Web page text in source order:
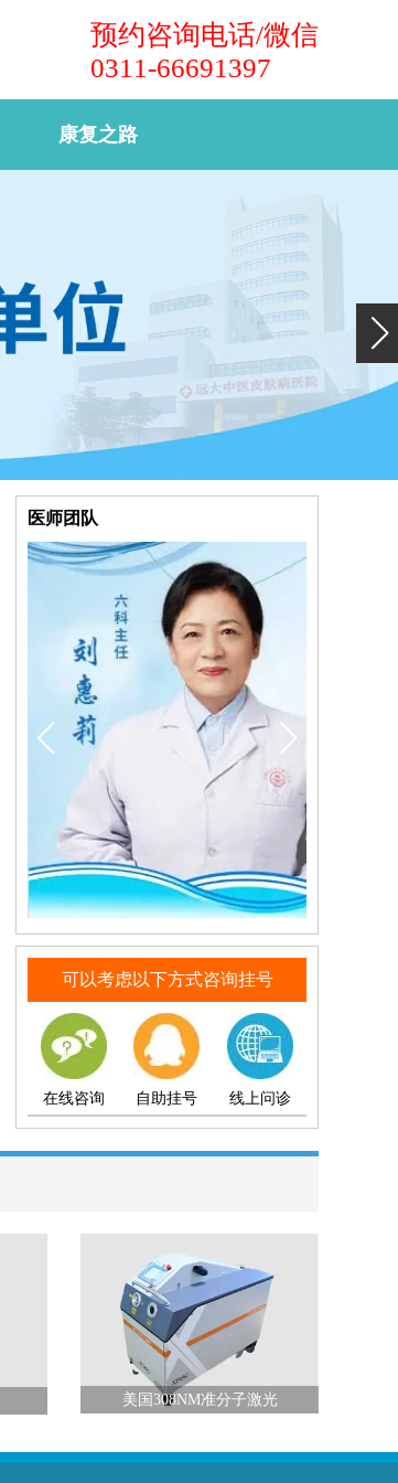
预约咨询电话/微信
0311-66691397
康复之路
医师团队
可以考虑以下方式咨询挂号
在线咨询 自助挂号 线上问诊
美国308NM准分子激光